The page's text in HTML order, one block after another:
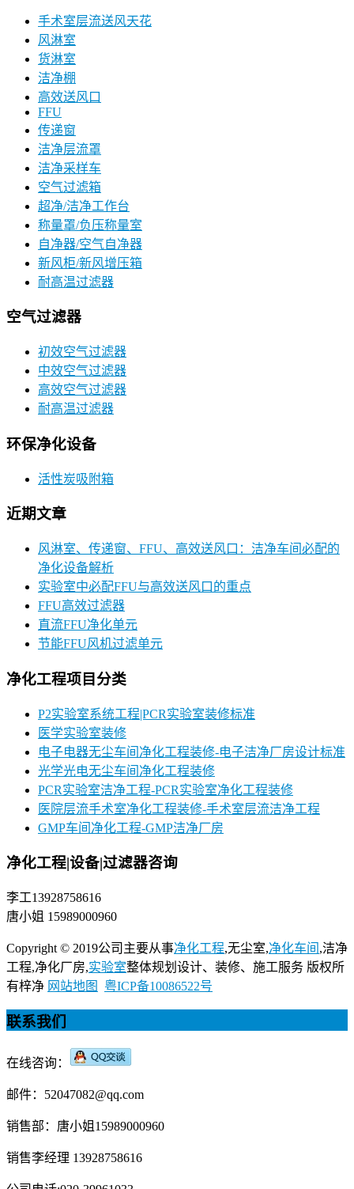
手术室层流送风天花
风淋室
货淋室
洁净棚
高效送风口
FFU
传递窗
洁净层流罩
洁净采样车
空气过滤箱
超净/洁净工作台
称量罩/负压称量室
自净器/空气自净器
新风柜/新风增压箱
耐高温过滤器
空气过滤器
初效空气过滤器
中效空气过滤器
高效空气过滤器
耐高温过滤器
环保净化设备
活性炭吸附箱
近期文章
风淋室、传递窗、FFU、高效送风口：洁净车间必配的
净化设备解析
实验室中必配FFU与高效送风口的重点
FFU高效过滤器
直流FFU净化单元
节能FFU风机过滤单元
净化工程项目分类
P2实验室系统工程|PCR实验室装修标准
医学实验室装修
电子电器无尘车间净化工程装修-电子洁净厂房设计标准
光学光电无尘车间净化工程装修
PCR实验室洁净工程-PCR实验室净化工程装修
医院层流手术室净化工程装修-手术室层流洁净工程
GMP车间净化工程-GMP洁净厂房
净化工程|设备|过滤器咨询
李工13928758616
唐小姐 15989000960
Copyright © 2019公司主要从事净化工程,无尘室,净化车间 ,洁净
工程,净化厂房,实验室整体规划设计、装修、施工服务 版权所
有梓净 网站地图 粤ICP备10086522号
联系我们
在线咨询：
邮件：52047082@qq.com
销售部：唐小姐15989000960
销售李经理 13928758616